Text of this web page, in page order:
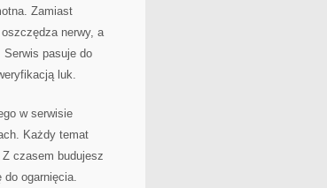
Zamiast
nerwy, a
pasuje do
luk.
w serwisie
Każdy temat
Z czasem budujesz
do ogarnięcia.